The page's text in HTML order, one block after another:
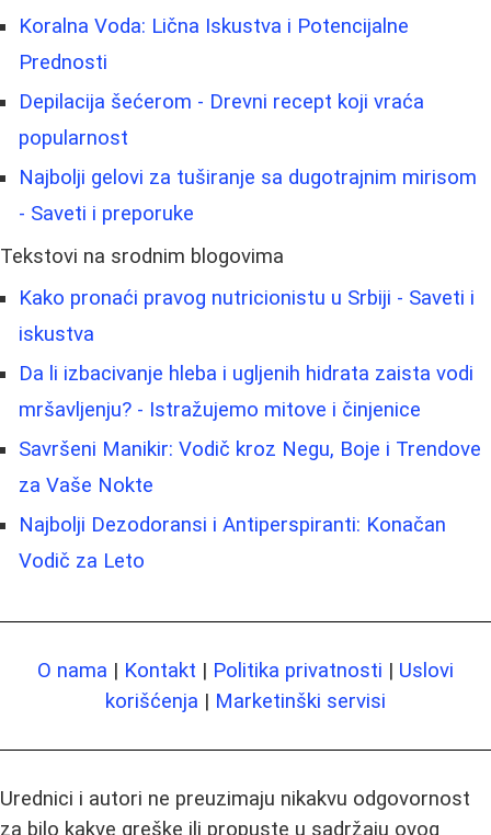
Koralna Voda: Lična Iskustva i Potencijalne
Prednosti
Depilacija šećerom - Drevni recept koji vraća
popularnost
Najbolji gelovi za tuširanje sa dugotrajnim mirisom
- Saveti i preporuke
Tekstovi na srodnim blogovima
Kako pronaći pravog nutricionistu u Srbiji - Saveti i
iskustva
Da li izbacivanje hleba i ugljenih hidrata zaista vodi
mršavljenju? - Istražujemo mitove i činjenice
Savršeni Manikir: Vodič kroz Negu, Boje i Trendove
za Vaše Nokte
Najbolji Dezodoransi i Antiperspiranti: Konačan
Vodič za Leto
O nama | Kontakt | Politika privatnosti | Uslovi
korišćenja | Marketinški servisi
Urednici i autori ne preuzimaju nikakvu odgovornost
za bilo kakve greške ili propuste u sadržaju ovog